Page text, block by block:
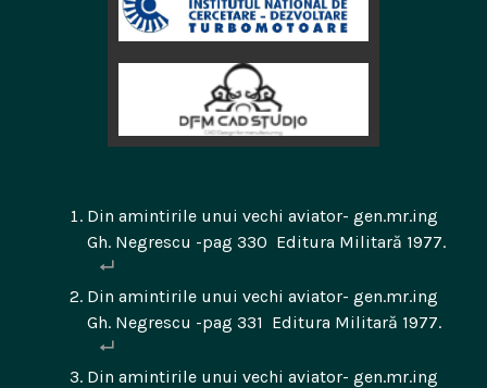
Din amintirile unui vechi aviator- gen.mr.ing
Gh. Negrescu -pag 330 Editura Militară 1977.
Din amintirile unui vechi aviator- gen.mr.ing
Gh. Negrescu -pag 331 Editura Militară 1977.
Din amintirile unui vechi aviator- gen.mr.ing